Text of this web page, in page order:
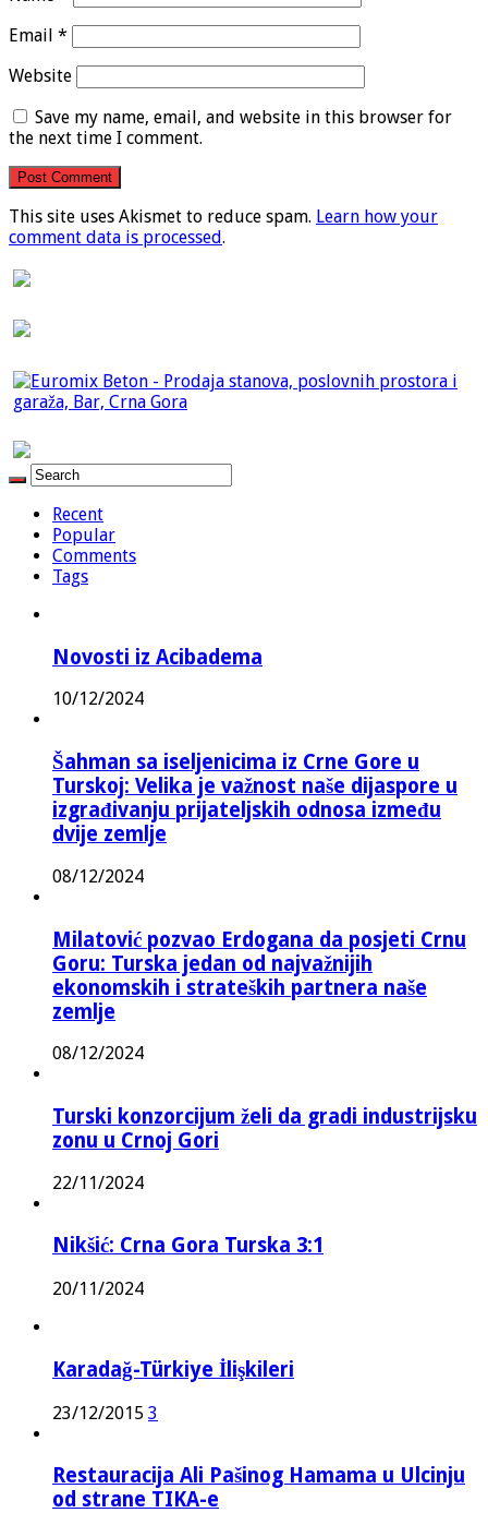
Email *
Website
Save my name, email, and website in this browser for
the next time I comment.
This site uses Akismet to reduce spam. Learn how your
comment data is processed.
Recent
Popular
Comments
Tags
Novosti iz Acibadema
10/12/2024
Šahman sa iseljenicima iz Crne Gore u
Turskoj: Velika je važnost naše dijaspore u
izgrađivanju prijateljskih odnosa između
dvije zemlje
08/12/2024
Milatović pozvao Erdogana da posjeti Crnu
Goru: Turska jedan od najvažnijih
ekonomskih i strateških partnera naše
zemlje
08/12/2024
Turski konzorcijum želi da gradi industrijsku
zonu u Crnoj Gori
22/11/2024
Nikšić: Crna Gora Turska 3:1
20/11/2024
Karadağ-Türkiye İlişkileri
23/12/2015 3
Restauracija Ali Pašinog Hamama u Ulcinju
od strane TIKA-e